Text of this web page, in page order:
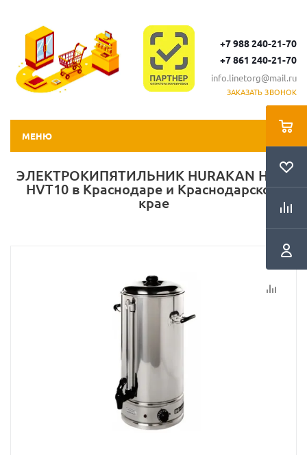
+7 988 240-21-70
+7 861 240-21-70
info.linetorg@mail.ru
ЗАКАЗАТЬ ЗВОНОК
МЕНЮ
ЭЛЕКТРОКИПЯТИЛЬНИК HURAKAN HKN-
HVT10 в Краснодаре и Краснодарском
крае